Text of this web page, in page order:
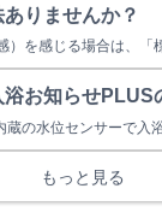
りませんか？
お知らせPLUS
もっと見る